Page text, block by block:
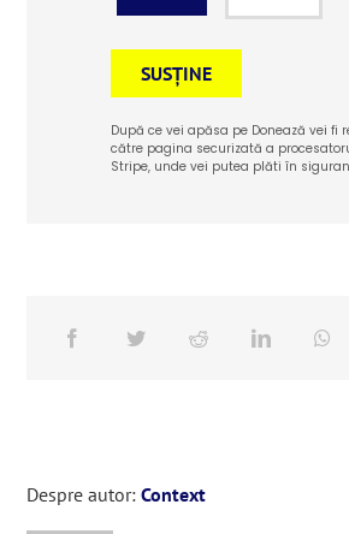
SUSȚINE
După ce vei apăsa pe Donează vei fi
către pagina securizată a
Stripe, unde vei putea plăti în
Despre autor:Context